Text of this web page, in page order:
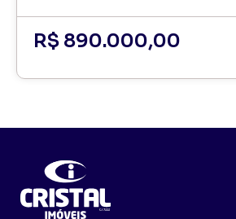
R$ 890.000,00